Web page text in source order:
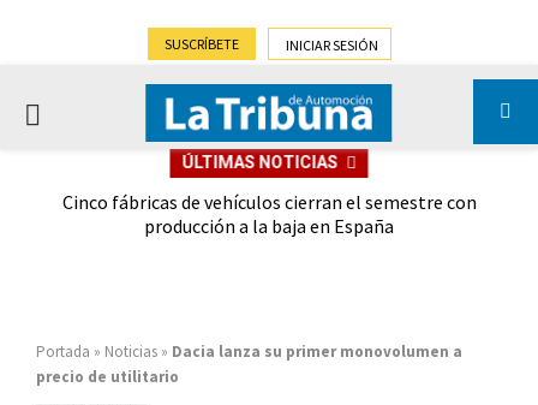
SUSCRÍBETE INICIAR SESIÓN
PRIMARY
ÚLTIMAS NOTICIAS
Cinco fábricas de vehículos cierran el semestre con
producción a la baja en España
Portada » Noticias » Dacia lanza su primer monovolumen a
precio de utilitario